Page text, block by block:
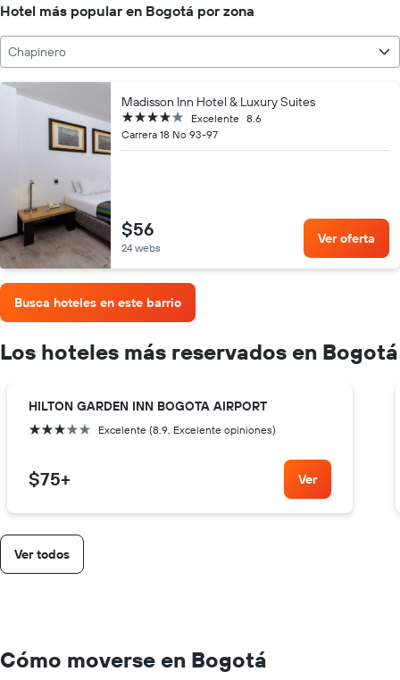
Hotel más popular en Bogotá por zona
Chapinero
Madisson Inn Hotel & Luxury Suites
4 estrellas Excelente 8.6
Carrera 18 No 93-97
$56
24 webs
Ver oferta
Busca hoteles en este barrio
Los hoteles más reservados en Bogotá
HILTON GARDEN INN BOGOTA AIRPORT
3 estrellas Excelente (8.9, Excelente opiniones)
$75+ Ver
Ver todos
Cómo moverse en Bogotá